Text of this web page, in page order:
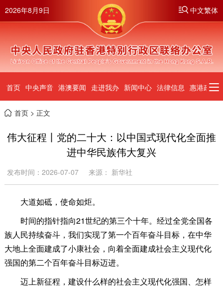
2026年8月9日 中文繁体
首页 中央声音 港澳要闻 走进我办 新闻中心 法律信息 惠港政策
首页> 正文
伟大征程丨党的二十大：以中国式现代化全面推
进中华民族伟大复兴
发布时间：2026-07-07 来源： 新华社
大道如砥，使命如炬。
时间的指针指向21世纪的第三个十年。经过全党全国各
族人民持续奋斗，我们实现了第一个百年奋斗目标，在中华
大地上全面建成了小康社会，向着全面建成社会主义现代化
强国的第二个百年奋斗目标迈进。
迈上新征程，建设什么样的社会主义现代化强国、怎样